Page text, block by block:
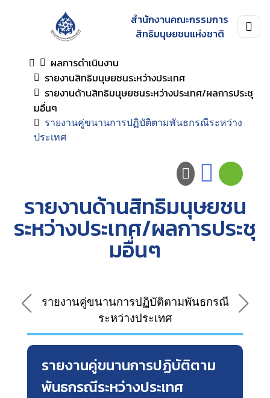
สำนักงานคณะกรรมการ
สิทธิมนุษยชนแห่งชาติ
ผลการดำเนินงาน
รายงานสิทธิมนุษยชนระหว่างประเทศ
รายงานด้านสิทธิมนุษยชนระหว่างประเทศ/ผลการประชุ
มอื่นๆ
รายงานคู่ขนานการปฏิบัติตามพันธกรณีระหว่าง
ประเทศ
รายงานด้านสิทธิมนุษยชน
ระหว่างประเทศ/ผลการประชุ
มอื่นๆ
รายงานคู่ขนานการปฏิบัติตามพันธกรณี
ระหว่างประเทศ
รายงานคู่ขนานการปฏิบัติตาม
พันธกรณีระหว่างประเทศ